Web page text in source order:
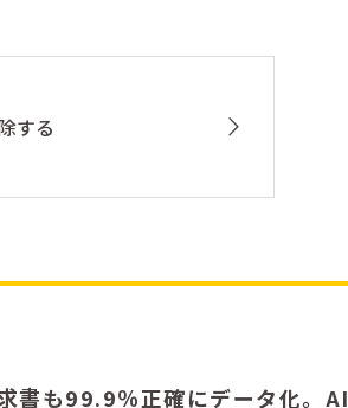
する
書も99.9％正確にデータ化。AI